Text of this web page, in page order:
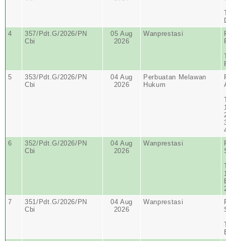
4
357/Pdt.G/2026/PN
Cbi
05 Aug
2026
Wanprestasi
5
353/Pdt.G/2026/PN
Cbi
04 Aug
2026
Perbuatan Melawan
Hukum
6
352/Pdt.G/2026/PN
Cbi
04 Aug
2026
Wanprestasi
7
351/Pdt.G/2026/PN
Cbi
04 Aug
2026
Wanprestasi